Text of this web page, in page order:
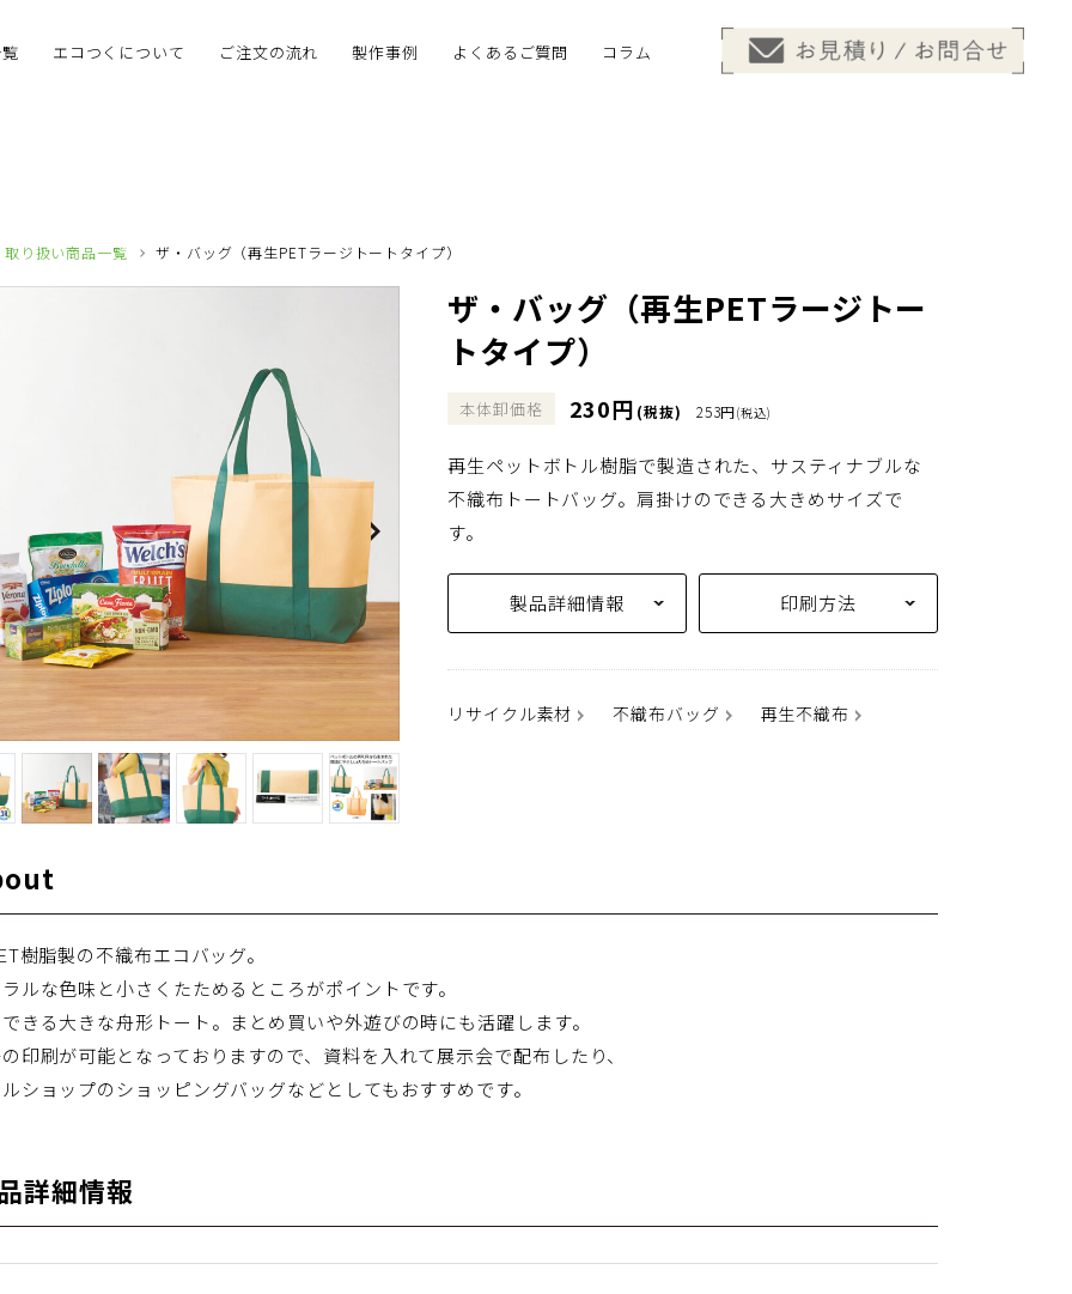
エコつくについて ご注文の流れ 製作事例 よくあるご質問 コラム
取り扱い商品一覧 ザ・バッグ（再生PETラージトートタイプ）
ザ・バッグ（再生PETラージトー
トタイプ）
本体卸価格 230円 (税抜) 253円(税込)
再生ペットボトル樹脂で製造された、サスティナブルな
不織布トートバッグ。肩掛けのできる大きめサイズで
す。
製品詳細情報 印刷方法
リサイクル素材 不織布バッグ 再生不織布
樹脂製の不織布エコバッグ。
ルな色味と小さくたためるところがポイントです。
きる大きな舟形トート。まとめ買いや外遊びの時にも活躍します。
印刷が可能となっておりますので、資料を入れて展示会で配布したり、
ショップのショッピングバッグなどとしてもおすすめです。
詳細情報